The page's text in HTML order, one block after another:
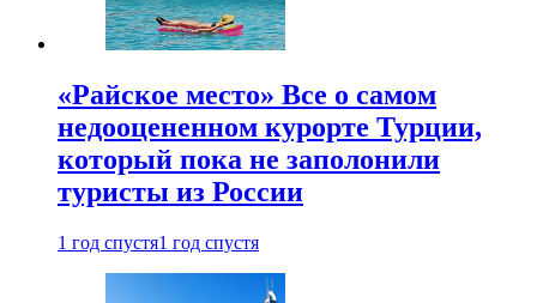
«Райское место» Все о самом
недооцененном курорте Турции,
который пока не заполонили
туристы из России
1 год спустя1 год спустя